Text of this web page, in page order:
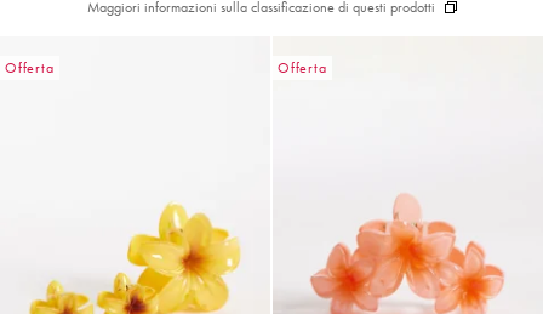
Maggiori informazioni sulla classificazione di questi prodotti
Offerta Offerta